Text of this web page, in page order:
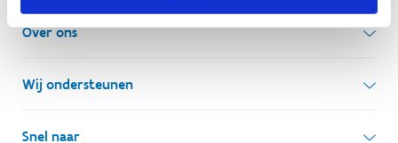
Simon Bolivarlaan 17
1000 Brussel
Ondernemingsnummer: BE 0248.142.826
Over ons
Wie zijn we, wat doen we
Onze centra
Wij ondersteunen
Lokale besturen
Snel naar